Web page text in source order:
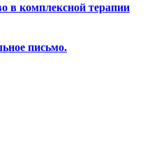
в комплексной терапии
письмо.